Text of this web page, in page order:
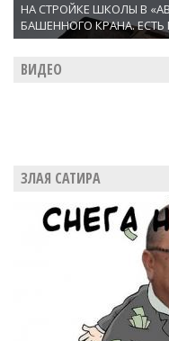
НА СТРОЙКЕ ШКОЛЫ В
БАШЕННОГО КРАНА.
ВИДЕО
ЗЛАЯ САТИРА